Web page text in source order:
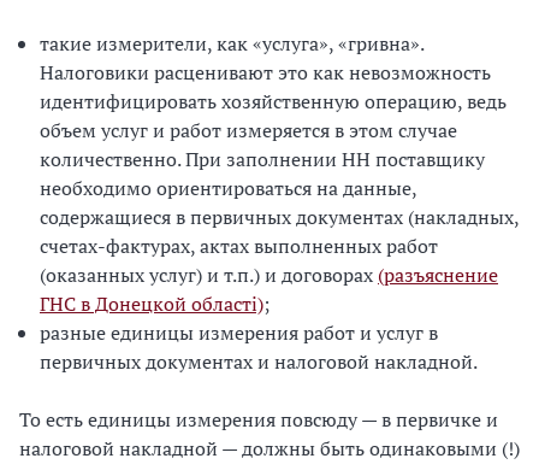
такие измерители, как «услуга», «гривна».
Налоговики расценивают это как невозможность
идентифицировать хозяйственную операцию, ведь
объем услуг и работ измеряется в этом случае
количественно. При заполнении НН поставщику
необходимо ориентироваться на данные,
содержащиеся в первичных документах (накладных,
счетах-фактурах, актах выполненных работ
(оказанных услуг) и т.п.) и договорах (разъяснение
ГНС в Донецкой області);
разные единицы измерения работ и услуг в
первичных документах и ​​налоговой накладной.
То есть единицы измерения повсюду — в первичке и
налоговой накладной — должны быть одинаковыми (!)